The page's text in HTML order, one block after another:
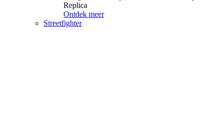
Replica
Ontdek meer
Streetfighter